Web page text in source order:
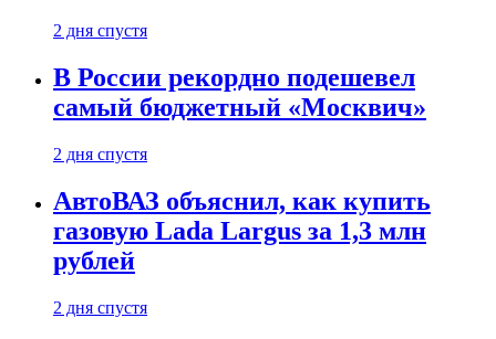
2 дня спустя
В России рекордно подешевел
самый бюджетный «Москвич»
2 дня спустя
АвтоВАЗ объяснил, как купить
газовую Lada Largus за 1,3 млн
рублей
2 дня спустя